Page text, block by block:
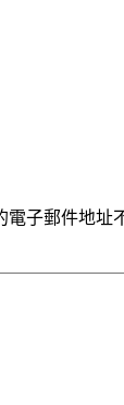
子郵件地址